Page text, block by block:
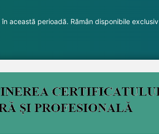
această perioadă. Rămân disponibile exclusiv